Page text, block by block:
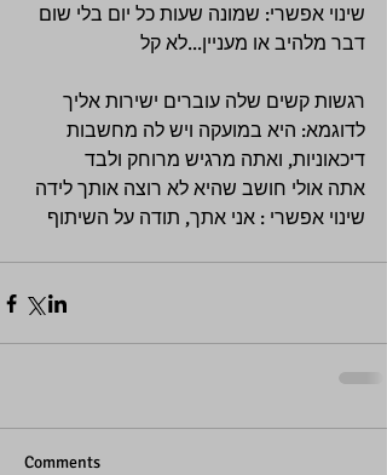
שינוי אפשרי: שמונה שעות כל יום בלי שום
דבר מלהיב או מעניין...לא קל
רגשות קשים שלה עוברים ישירות אליך
לדוגמא: היא במועקה ויש לה מחשבות
דיכאוניות, ואתה מרגיש מרוחק ולבד
אתה אולי חושב שהיא לא רוצה אותך לידה
שינוי אפשרי : אני אתך, תודה על השיתוף
Comments